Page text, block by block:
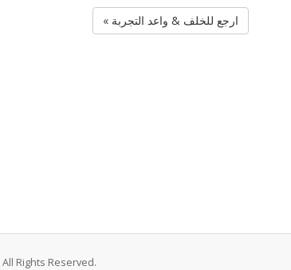
« ارجع للخلف & واعد التجربة
Rights Reserved.